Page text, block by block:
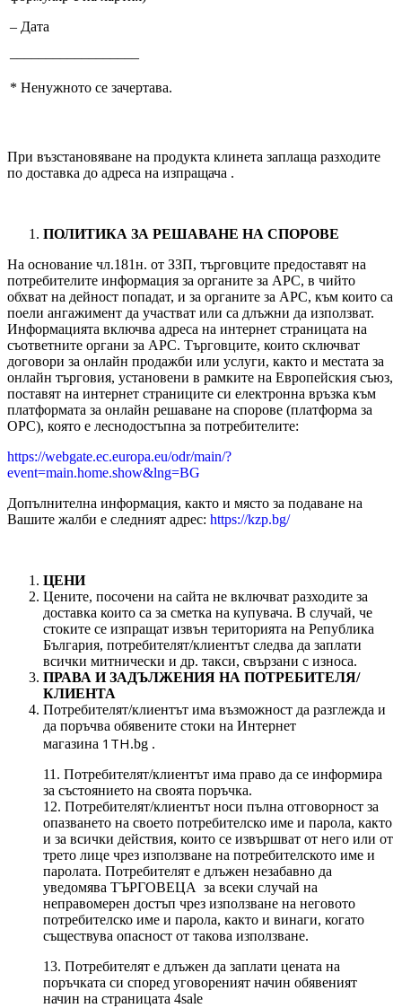
– Дата
––––––––––––––––––
* Ненужното се зачертава.
При възстановяване на продукта клинета заплаща разходите
по доставка до адреса на изпращача .
ПОЛИТИКА ЗА РЕШАВАНЕ НА СПОРОВЕ
На основание чл.181н. от ЗЗП, търговците предоставят на
потребителите информация за органите за АРС, в чийто
обхват на дейност попадат, и за органите за АРС, към които са
поели ангажимент да участват или са длъжни да използват.
Информацията включва адреса на интернет страницата на
съответните органи за АРС. Търговците, които сключват
договори за онлайн продажби или услуги, както и местата за
онлайн търговия, установени в рамките на Европейския съюз,
поставят на интернет страниците си електронна връзка към
платформата за онлайн решаване на спорове (платформа за
ОРС), която е леснодостъпна за потребителите:
https://webgate.ec.europa.eu/odr/main/?
event=main.home.show&lng=BG
Допълнителна информация, както и място за подаване на
Вашите жалби е следният адрес: https://kzp.bg/
ЦЕНИ
Цените, посочени на сайта не включват разходите за
доставка които са за сметка на купувача. В случай, че
стоките се изпращат извън територията на Република
България, потребителят/клиентът следва да заплати
всички митнически и др. такси, свързани с износа.
ПРАВА И ЗАДЪЛЖЕНИЯ НА ПОТРЕБИТЕЛЯ/
КЛИЕНТА
Потребителят/клиентът има възможност да разглежда и
да поръчва обявените стоки на Интернет
магазина 1TH.bg .
11. Потребителят/клиентът има право да се информира
за състоянието на своята поръчка.
12. Потребителят/клиентът носи пълна отговорност за
опазването на своето потребителско име и парола, както
и за всички действия, които се извършват от него или от
трето лице чрез използване на потребителското име и
паролата. Потребителят е длъжен незабавно да
уведомява ТЪРГОВЕЦА за всеки случай на
неправомерен достъп чрез използване на неговото
потребителско име и парола, както и винаги, когато
съществува опасност от такова използване.
13. Потребителят е длъжен да заплати цената на
поръчката си според уговореният начин обявеният
начин на страницата 4sale